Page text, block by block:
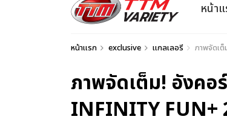
หน้า
หน้าแรก exclusive แกลเลอรี ภาพจัดเ
ภาพจัดเต็ม! อังค
INFINITY FUN+